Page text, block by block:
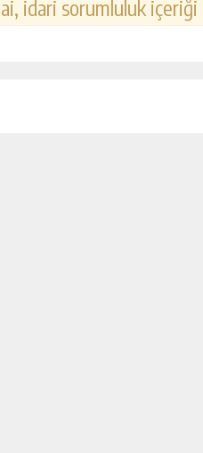
idari sorumluluk